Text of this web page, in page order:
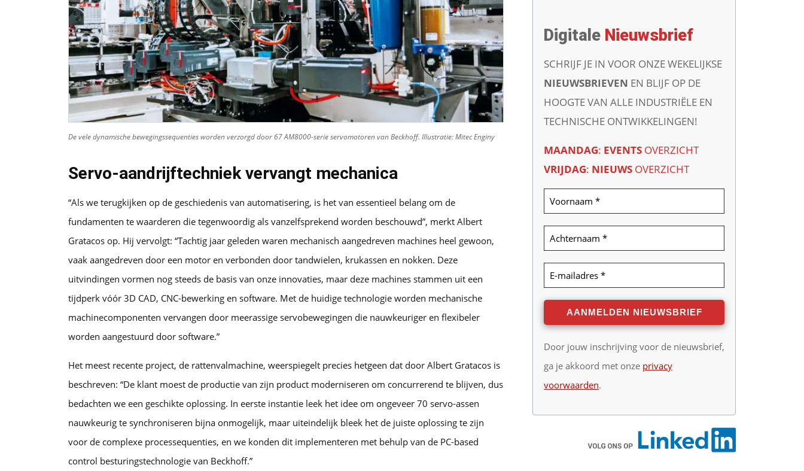
De vele dynamische bewegingssequenties worden verzorgd door 67 AM8000-serie servomotoren van Beckhoff. Illustratie: Mitec Enginy
Servo-aandrijftechniek vervangt mechanica
“Als we terugkijken op de geschiedenis van automatisering, is het van essentieel belang om de
fundamenten te waarderen die tegenwoordig als vanzelfsprekend worden beschouwd”, merkt Albert
Gratacos op. Hij vervolgt: “Tachtig jaar geleden waren mechanisch aangedreven machines heel gewoon,
vaak aangedreven door een motor en verbonden door tandwielen, krukassen en nokken. Deze
uitvindingen vormen nog steeds de basis van onze innovaties, maar deze machines stammen uit een
tijdperk vóór 3D CAD, CNC-bewerking en software. Met de huidige technologie worden mechanische
machinecomponenten vervangen door meerassige servobewegingen die nauwkeuriger en flexibeler
worden aangestuurd door software.”
Het meest recente project, de rattenvalmachine, weerspiegelt precies hetgeen dat door Albert Gratacos is
beschreven: “De klant moest de productie van zijn product moderniseren om concurrerend te blijven, dus
bedachten we een geschikte oplossing. In eerste instantie leek het idee om ongeveer 70 servo-assen
nauwkeurig te synchroniseren bijna onmogelijk, maar uiteindelijk bleek het de juiste oplossing te zijn
voor de complexe processequenties, en we konden dit implementeren met behulp van de PC-based
control besturingstechnologie van Beckhoff.”
Digitale Nieuwsbrief
SCHRIJF JE IN VOOR ONZE WEKELIJKSE
NIEUWSBRIEVEN EN BLIJF OP DE
HOOGTE VAN ALLE INDUSTRIËLE EN
TECHNISCHE ONTWIKKELINGEN!
MAANDAG: EVENTS OVERZICHT
VRIJDAG: NIEUWS OVERZICHT
Door jouw inschrijving voor de nieuwsbrief,
ga je akkoord met onze privacy
voorwaarden.